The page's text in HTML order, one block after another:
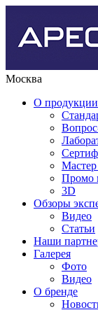
Москва
О продукции
Промо
3D
Обзоры
Видео
Статьи
Наши
Галерея
Фото
Видео
О бренде